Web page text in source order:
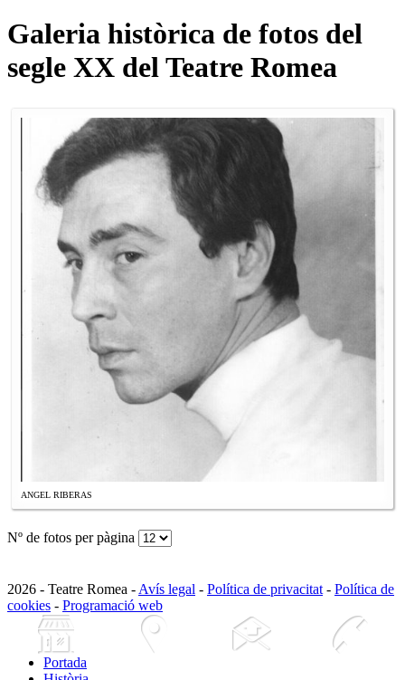
Galeria històrica de fotos del
segle XX del Teatre Romea
ANGEL RIBERAS
Nº de fotos per pàgina
2026 - Teatre Romea - Avís legal - Política de privacitat - Política de
cookies - Programació web
Portada